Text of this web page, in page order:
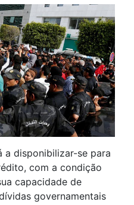
a disponibilizar-se para
com a condição
capacidade de
governamentais